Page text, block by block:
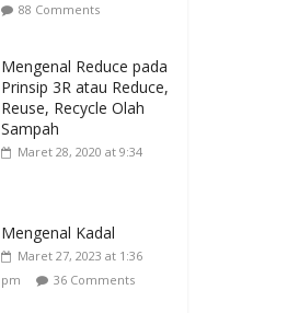
88 Comments
Mengenal Reduce pada
Prinsip 3R atau Reduce,
Reuse, Recycle Olah
Sampah
Maret 28, 2020 at 9:34
Mengenal Kadal
Maret 27, 2023 at 1:36
pm
36 Comments